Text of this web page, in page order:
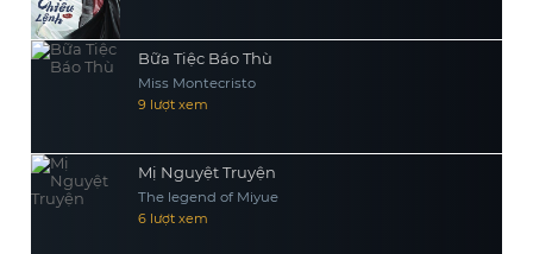
Bữa Tiệc Báo Thù
Miss Montecristo
9 lượt xem
Mị Nguyệt Truyện
The legend of Miyue
6 lượt xem